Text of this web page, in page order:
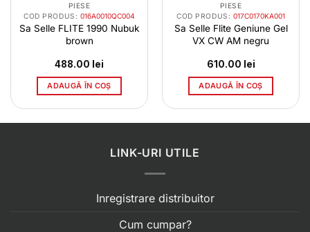
PIESE
COD PRODUS: 016A0010QC004
Sa Selle FLITE 1990 Nubuk
brown
488.00 lei
ADAUGĂ ÎN COȘ
PIESE
COD PRODUS: 017C0170KA001
Sa Selle Flite Geniune Gel
VX CW AM negru
610.00 lei
ADAUGĂ ÎN COȘ
LINK-URI UTILE
Inregistrare distribuitor
Cum cumpar?